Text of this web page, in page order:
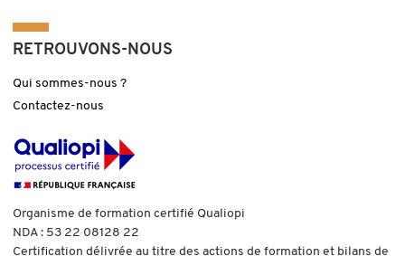
RETROUVONS-NOUS
Qui sommes-nous ?
Contactez-nous
Organisme de formation certifié Qualiopi
NDA : 53 22 08128 22
Certification délivrée au titre des actions de formation et bilans de